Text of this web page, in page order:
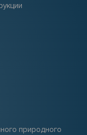
природного